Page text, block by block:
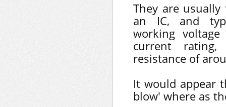
They are
an IC, and
working
current
resistance of
It would appear
blow' where as